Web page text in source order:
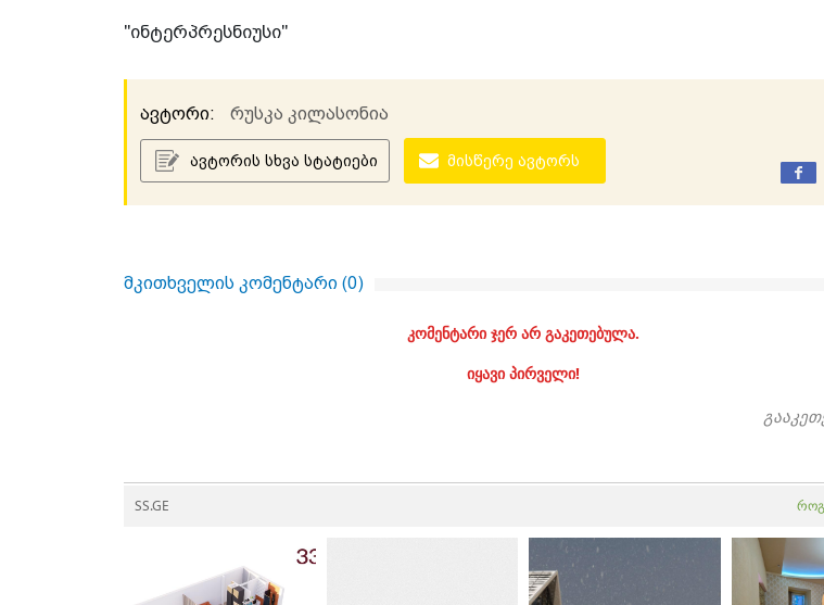
"ინტერპრესნიუსი"
ავტორი: რუსკა კილასონია
ავტორის სხვა სტატიები მისწერე ავტორს
მკითხველის კომენტარი (0)
კომენტარი ჯერ არ გაკეთებულა.
იყავი პირველი!
SS.GE